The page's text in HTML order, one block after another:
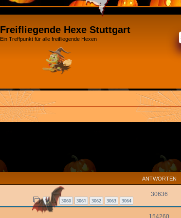
Freifliegende Hexe Stuttgart
Ein Treffpunkt für alle freifliegende Hexen
ANTWORTEN
1 … 3060 3061 3062 3063 3064
30636
154260